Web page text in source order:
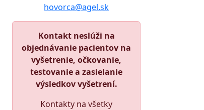
hovorca@agel.sk
Kontakt neslúži na
objednávanie pacientov na
vyšetrenie, očkovanie,
testovanie a zasielanie
výsledkov vyšetrení.
Kontakty na všetky